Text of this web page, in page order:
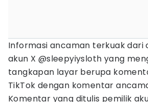
Informasi ancaman terkuak dari
akun X @sleepyiysloth yang
tangkapan layar berupa
TikTok dengan komentar
Komentar yang ditulis pemilik